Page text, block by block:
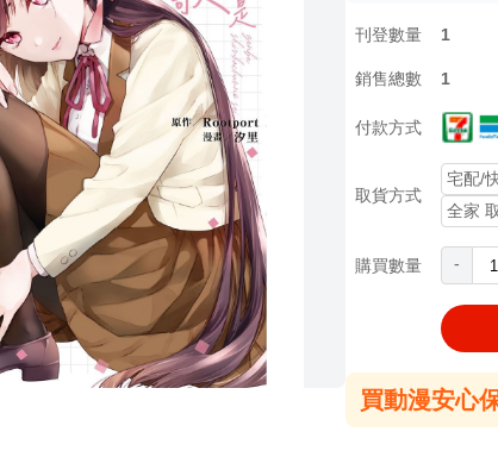
刊登數量 1
銷售總數 1
付款方式
取貨方式
宅配/
全家
購買數量 -
買動漫安心